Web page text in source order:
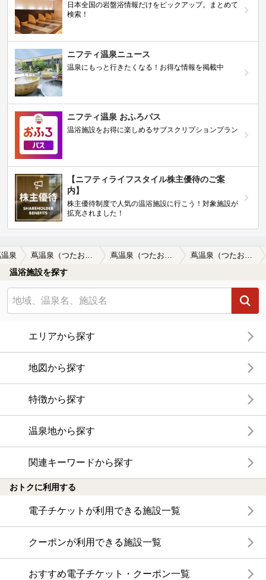
日本全国の岩盤浴情報だけをピックアップ。まとめて
検索！
ニフティ温泉ニュース
温泉にもっと行きたくなる！お得な情報を掲載中
ニフティ温泉 おふろパス
温浴施設をお得に楽しめるサブスクリプションプラン
【ニフティライフスタイル株主優待のご案
内】
株主優待制度で人気の温浴施設に行こう！対象施設が
拡充されました！
泉 蔦温泉（つたおんせん） 蔦温泉（つたおんせん）の口コミ一覧 蔦温泉（つたおんせん）の口コミ これまでと変わらない湯 …
温浴施設を探す
エリアから探す
地図から探す
特徴から探す
温泉地から探す
関連キーワードから探す
おトクに利用する
電子チケットが利用できる施設一覧
クーポンが利用できる施設一覧
おすすめ電子チケット・クーポン一覧